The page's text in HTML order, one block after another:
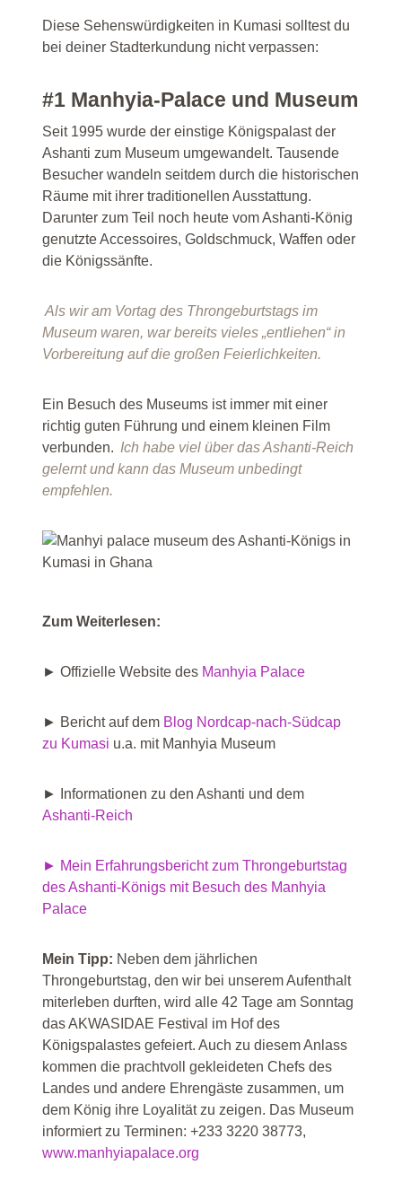
Diese Sehenswürdigkeiten in Kumasi solltest du
bei deiner Stadterkundung nicht verpassen:
#1 Manhyia-Palace und Museum
Seit 1995 wurde der einstige Königspalast der
Ashanti zum Museum umgewandelt. Tausende
Besucher wandeln seitdem durch die historischen
Räume mit ihrer traditionellen Ausstattung.
Darunter zum Teil noch heute vom Ashanti-König
genutzte Accessoires, Goldschmuck, Waffen oder
die Königssänfte.
Als wir am Vortag des Throngeburtstags im
Museum waren, war bereits vieles „entliehen“ in
Vorbereitung auf die großen Feierlichkeiten.
Ein Besuch des Museums ist immer mit einer
richtig guten Führung und einem kleinen Film
verbunden. Ich habe viel über das Ashanti-Reich
gelernt und kann das Museum unbedingt
empfehlen.
Zum Weiterlesen:
► Offizielle Website des Manhyia Palace
► Bericht auf dem Blog Nordcap-nach-Südcap
zu Kumasi u.a. mit Manhyia Museum
► Informationen zu den Ashanti und dem
Ashanti-Reich
► Mein Erfahrungsbericht zum Throngeburtstag
des Ashanti-Königs mit Besuch des Manhyia
Palace
Mein Tipp: Neben dem jährlichen
Throngeburtstag, den wir bei unserem Aufenthalt
miterleben durften, wird alle 42 Tage am Sonntag
das AKWASIDAE Festival im Hof des
Königspalastes gefeiert. Auch zu diesem Anlass
kommen die prachtvoll gekleideten Chefs des
Landes und andere Ehrengäste zusammen, um
dem König ihre Loyalität zu zeigen. Das Museum
informiert zu Terminen: +233 3220 38773,
www.manhyiapalace.org